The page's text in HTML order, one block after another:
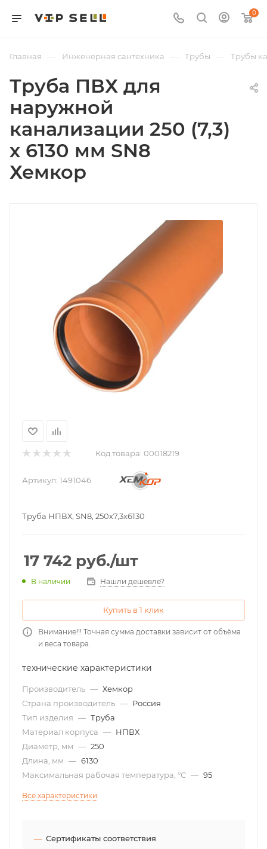
0
Главная — Инженерная сантехника — Трубы — Трубы
Труба ПВХ для
наружной
канализации 250 (7,3)
х 6130 мм SN8
Хемкор
Код товара: 00018219
Артикул: 1491046
Труба НПВХ, SN8, 250х7,3х6130
17 742 руб./шт
В наличии Нашли дешевле?
Купить в 1 клик
Внимание!!! Точная сумма доставки зависит от объёма
и веса товара.
технические характеристики
Производитель — Хемкор
Страна производитель — Россия
Тип изделия — Труба
Материал корпуса — НПВХ
Диаметр, мм — 250
Длина, мм — 6130
Максимальная рабочая температура, °С — 95
Все характеристики
Сертификаты соответствия